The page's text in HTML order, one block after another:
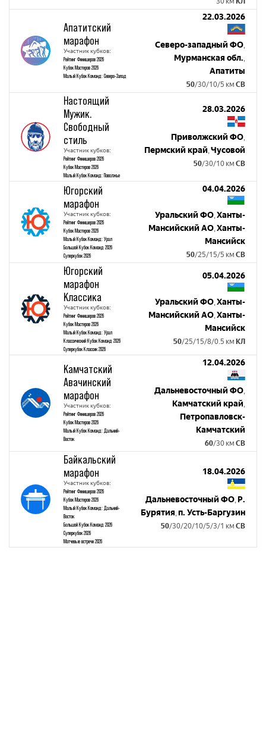
Апатитский
марафон
Участник кубков:
Рейтинг Финишеров 2026
Кубок Мастеров 2026
Малый Кубок Команд: Северо-Запад
22.03.2026
Северо-западный ФО,
Мурманская обл.,
Апатиты
50/30/10/5 км СВ
Настоящий
Мужик.
Свободный
стиль
Участник кубков:
Рейтинг Финишеров 2026
Кубок Мастеров 2026
Малый Кубок Команд: Поволжье
28.03.2026
Приволжский ФО,
Пермский край,Чусовой
50/30/10 км СВ
Югорский
марафон
Участник кубков:
Рейтинг Финишеров 2026
Кубок Мастеров 2026
Малый Кубок Команд: Урал
Большой Кубок Команд 2026
Суперкубок 2026
04.04.2026
Уральский ФО,Ханты-
Мансийский АО,Ханты-
Мансийск
50/25/15/5 км СВ
Югорский
марафон
Классика
Участник кубков:
Рейтинг Финишеров 2026
Кубок Мастеров 2026
Малый Кубок Команд: Урал
Классический Кубок Команд 2026
Суперкубок Классик 2026
05.04.2026
Уральский ФО,Ханты-
Мансийский АО,Ханты-
Мансийск
50/25/15/8/0.5 км КЛ
Камчатский
Авачинский
марафон
Участник кубков:
Рейтинг Финишеров 2026
Кубок Мастеров 2026
Малый Кубок Команд: Дальний-
Восток
12.04.2026
Дальневосточный ФО,
Камчатский край,
Петропавловск-
Камчатский
60/30 км СВ
Байкальский
марафон
Участник кубков:
Рейтинг Финишеров 2026
Кубок Мастеров 2026
Малый Кубок Команд: Дальний-
Восток
Большой Кубок Команд 2026
Суперкубок 2026
Матчевые встречи 2026
18.04.2026
Дальневосточный ФО, Р.
Бурятия,п. Усть-Баргузин
50/30/20/10/5/3/1 км СВ